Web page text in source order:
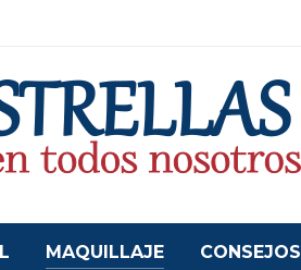
MAQUILLAJE CONSEJOS